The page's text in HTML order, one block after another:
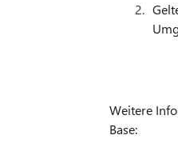
Weitere
Base: